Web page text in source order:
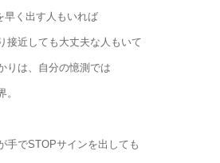
早く出す人もいれば
接近しても大丈夫な人もいて
りは、自分の憶測では
。
手でSTOPサインを出しても